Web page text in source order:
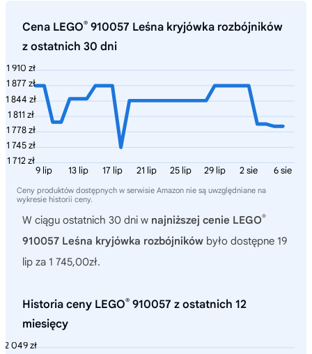
Cena LEGO® 910057 Leśna kryjówka rozbójników
z ostatnich 30 dni
1 910 zł
1 877 zł
1 844 zł
1 811 zł
1 778 zł
1 745 zł
1 712 zł
6 sie
2 sie
29 lip
25 lip
21 lip
17 lip
13 lip
9 lip
Ceny produktów dostępnych w serwisie Amazon nie są uwzględniane na
wykresie historii ceny.
W ciągu ostatnich 30 dni w najniższej cenie LEGO®
910057 Leśna kryjówka rozbójników było dostępne 19
lip za 1 745,00zł.
Historia ceny LEGO® 910057 z ostatnich 12
miesięcy
2 049 zł